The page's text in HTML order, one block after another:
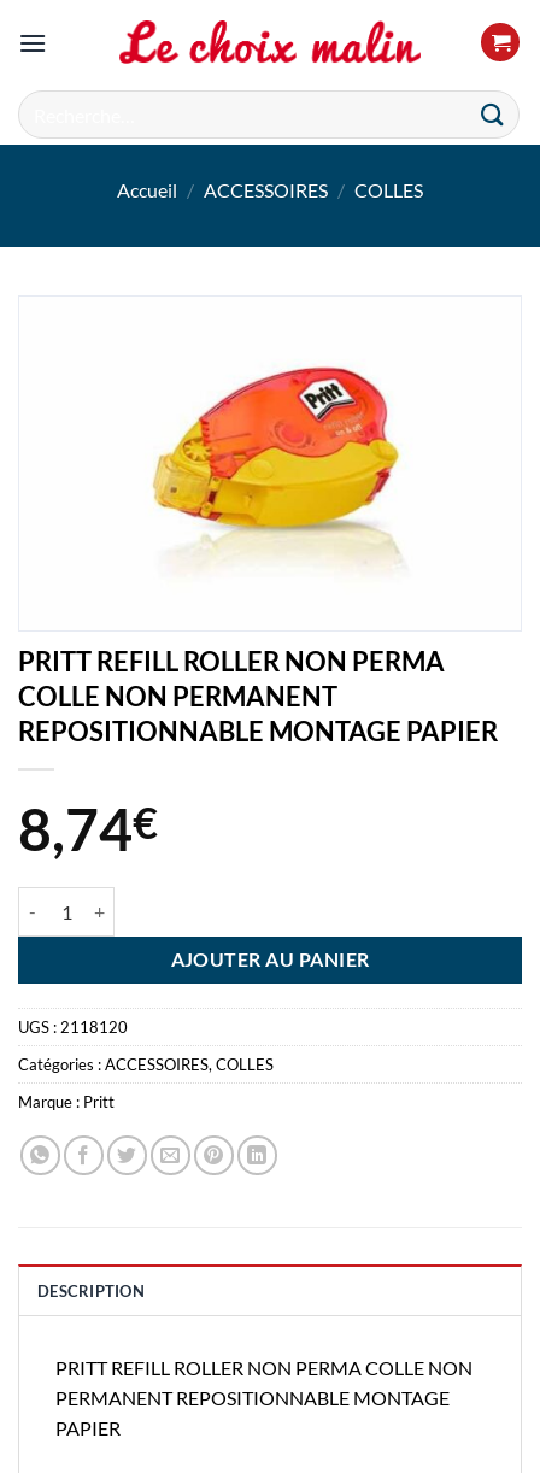
Recherche
pour :
Accueil / ACCESSOIRES / COLLES
PRITT REFILL ROLLER NON PERMA
COLLE NON PERMANENT
REPOSITIONNABLE MONTAGE PAPIER
8,74€
AJOUTER AU PANIER
UGS :2118120
Catégories :ACCESSOIRES,COLLES
Marque : Pritt
DESCRIPTION
PRITT REFILL ROLLER NON PERMA COLLE NON
PERMANENT REPOSITIONNABLE MONTAGE
PAPIER